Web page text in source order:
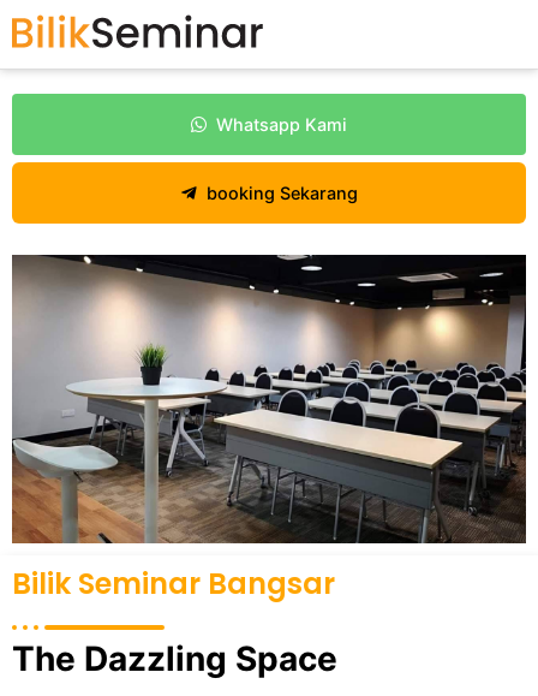
Whatsapp Kami
booking Sekarang
Bilik Seminar Bangsar
The Dazzling Space